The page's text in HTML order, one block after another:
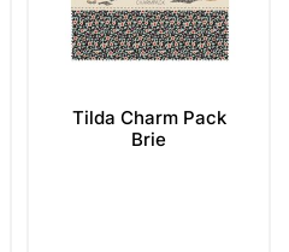
Tilda Charm Pack
Brie